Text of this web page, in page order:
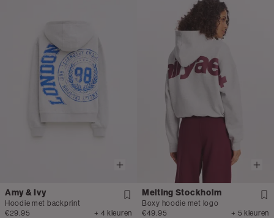
Amy & Ivy
Hoodie met backprint
€29.95
+ 4 kleuren
Melting Stockholm
Boxy hoodie met logo
€49.95
+ 5 kleuren